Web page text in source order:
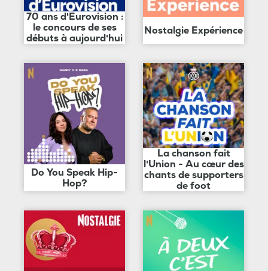
70 ans d'Eurovision :
le concours de ses
débuts à aujourd'hui
Nostalgie Expérience
Do You Speak Hip-
Hop?
La chanson fait
l'Union - Au cœur des
chants de supporters
de foot